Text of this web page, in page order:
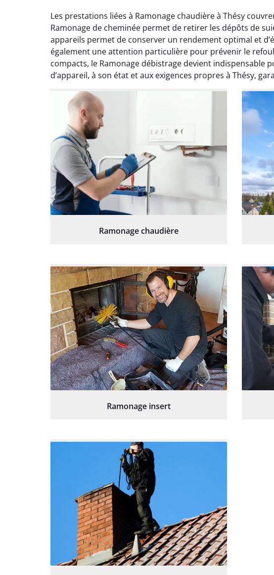
Les prestations liées à Ramonage chaudière à Thésy
Ramonage de cheminée permet de retirer les dépôts de
appareils permet de conserver un rendement optimal et
également une attention particulière pour prévenir le
compacts, le Ramonage débistrage devient indispensable
d’appareil, à son état et aux exigences propres à Thésy,
Ramonage chaudière
Ramonage insert